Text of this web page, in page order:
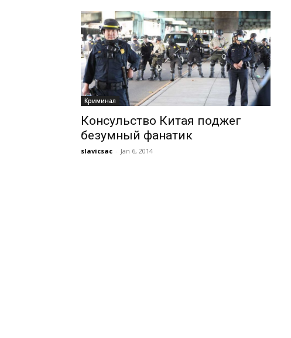
Криминал
Консульство Китая поджег
безумный фанатик
slavicsac - Jan 6, 2014